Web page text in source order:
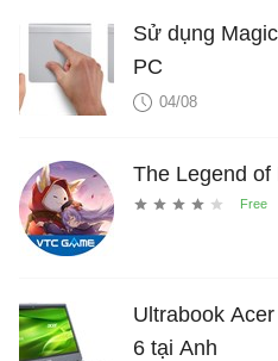
Sử dụng
PC
04/08
The Legend of
Ultrabook
6 tại Anh